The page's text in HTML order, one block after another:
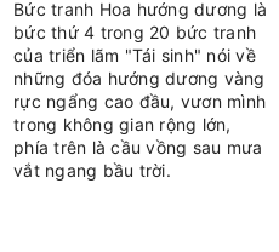
Bức tranh Hoa hướng dương là
bức thứ 4 trong 20 bức tranh
của triển lãm "Tái sinh" nói về
những đóa hướng dương vàng
rực ngẩng cao đầu, vươn mình
trong không gian rộng lớn,
phía trên là cầu vồng sau mưa
vắt ngang bầu trời.